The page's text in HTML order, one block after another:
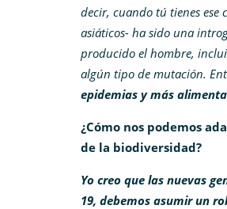
decir, cuando tú tienes ese
asiáticos- ha sido una
producido el hombre,
algún tipo de mutación.
epidemias y más
¿Cómo nos podemos
de la biodiversidad?
Yo creo que las nuevas
19, debemos asumir un